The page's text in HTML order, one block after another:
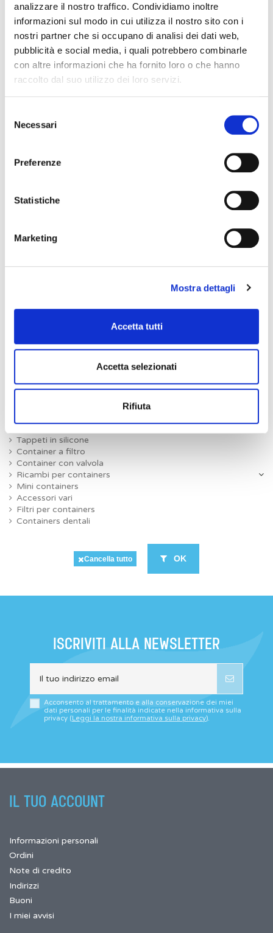
analizzare il nostro traffico. Condividiamo inoltre
informazioni sul modo in cui utilizza il nostro sito con i
nostri partner che si occupano di analisi dei dati web,
pubblicità e social media, i quali potrebbero combinarle
con altre informazioni che ha fornito loro o che hanno
raccolto dal suo utilizzo dei loro servizi.
delNecessari
Preferenze
Statistiche
Marketing
Mostra dettagli
Accetta tutti
Accetta selezionati
Rifiuta
sterilizzazione rotondi, con
diametro 190 mm.
Confezionamento:singolo
Ordinabile
Ref. SX237/00
sterilizzazione, modello
piccolo. Misura 235x118 mm
Confezionamento:singolo
Ordinabile
Ref. SX237/01
Distributore per filtri
sterilizzazione, modello medio.
Misura 230x170 mm
Ordinabile
Containers ed accessori
Tappeti in silicone
Container a filtro
Container con valvola
Ricambi per containers
Mini containers
Accessori vari
Filtri per containers
Containers dentali
Cancella tutto OK
ISCRIVITI ALLA NEWSLETTER
Acconsento al trattamento e alla conservazione dei miei
dati personali per le finalità indicate nella informativa sulla
privacy (Leggi la nostra informativa sulla privacy).
IL TUO ACCOUNT
Informazioni personali
Ordini
Note di credito
Indirizzi
Buoni
I miei avvisi